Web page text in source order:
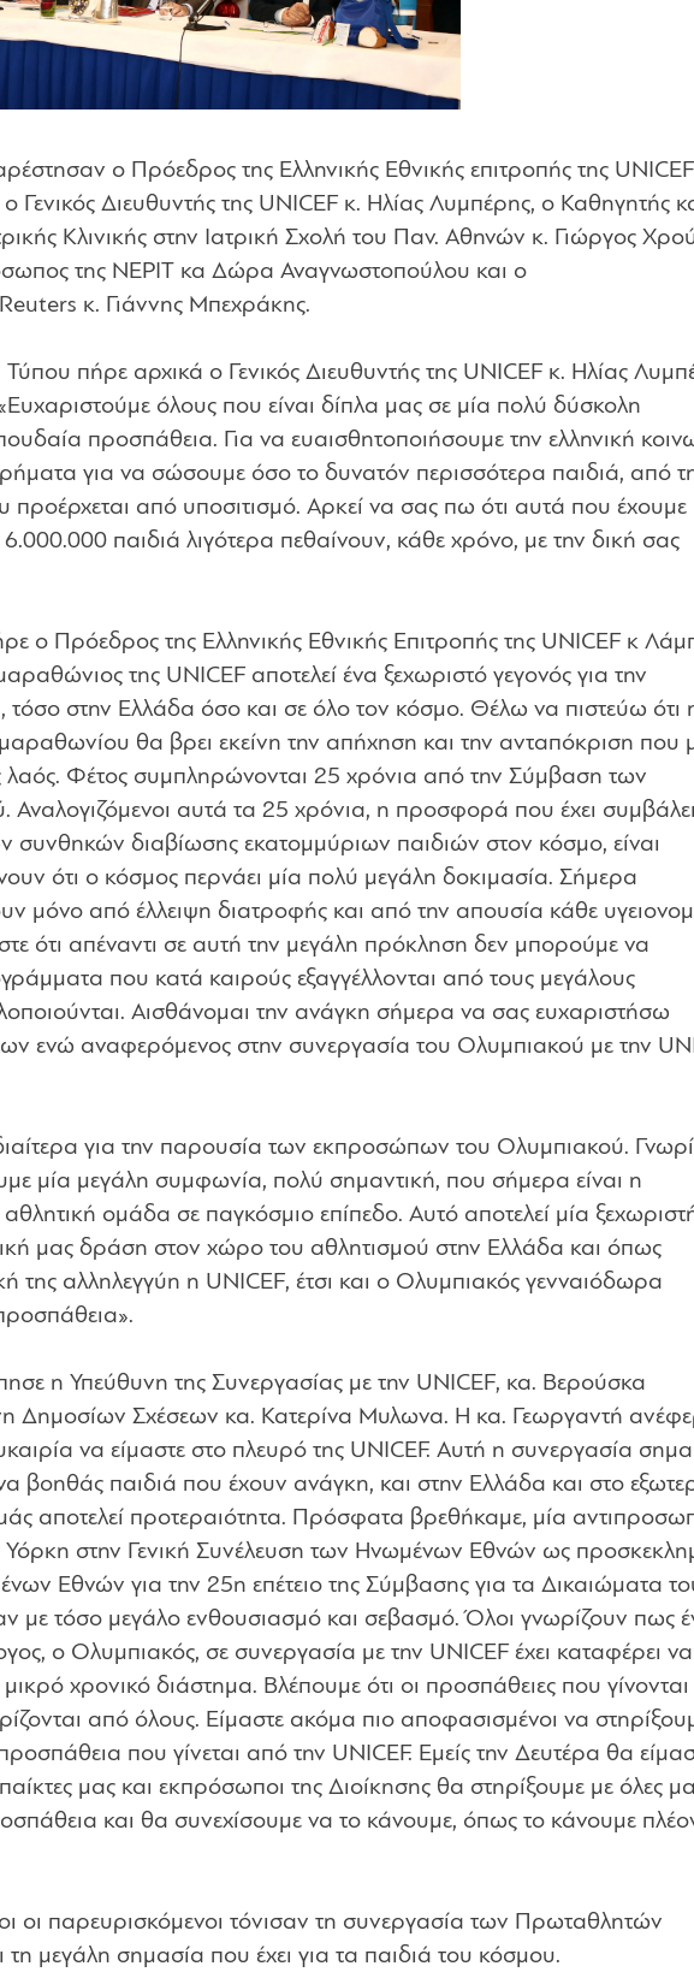
ο Πρόεδρος της Ελληνικής Εθνικής επιτροπής της
Διευθυντής της UNICEF κ. Ηλίας Λυμπέρης, ο Καθηγητής
Κλινικής στην Ιατρική Σχολή του Παν. Αθηνών κ. Γιώργος
της ΝΕΡΙΤ κα Δώρα Αναγνωστοπούλου και ο
κ. Γιάννης Μπεχράκης.
πήρε αρχικά ο Γενικός Διευθυντής της UNICEF κ. Ηλίας
όλους που είναι δίπλα μας σε μία πολύ δύσκολη
προσπάθεια. Για να ευαισθητοποιήσουμε την ελληνική
για να σώσουμε όσο το δυνατόν περισσότερα παιδιά, από
προέρχεται από υποσιτισμό. Αρκεί να σας πω ότι αυτά που έχουμε
6.000.000 παιδιά λιγότερα πεθαίνουν, κάθε χρόνο, με την δική σας
ο Πρόεδρος της Ελληνικής Εθνικής Επιτροπής της UNICEF κ
της UNICEF αποτελεί ένα ξεχωριστό γεγονός για την
στην Ελλάδα όσο και σε όλο τον κόσμο. Θέλω να πιστεύω ότι
θα βρει εκείνη την απήχηση και την ανταπόκριση που
λαός. Φέτος συμπληρώνονται 25 χρόνια από την Σύμβαση των
Αναλογιζόμενοι αυτά τα 25 χρόνια, η προσφορά που έχει
συνθηκών διαβίωσης εκατομμύριων παιδιών στον κόσμο, είναι
ότι ο κόσμος περνάει μία πολύ μεγάλη δοκιμασία. Σήμερα
μόνο από έλλειψη διατροφής και από την απουσία κάθε
ότι απέναντι σε αυτή την μεγάλη πρόκληση δεν μπορούμε να
που κατά καιρούς εξαγγέλλονται από τους μεγάλους
Αισθάνομαι την ανάγκη σήμερα να σας ευχαριστήσω
ενώ αναφερόμενος στην συνεργασία του Ολυμπιακού με την
για την παρουσία των εκπροσώπων του Ολυμπιακού.
μία μεγάλη συμφωνία, πολύ σημαντική, που σήμερα είναι η
ομάδα σε παγκόσμιο επίπεδο. Αυτό αποτελεί μία
μας δράση στον χώρο του αθλητισμού στην Ελλάδα και όπως
της αλληλεγγύη η UNICEF, έτσι και ο Ολυμπιακός γενναιόδωρα
η Υπεύθυνη της Συνεργασίας με την UNICEF, κα. Βερούσκα
Δημοσίων Σχέσεων κα. Κατερίνα Μυλωνα. Η κα. Γεωργαντή
να είμαστε στο πλευρό της UNICEF. Αυτή η συνεργασία
βοηθάς παιδιά που έχουν ανάγκη, και στην Ελλάδα και στο
αποτελεί προτεραιότητα. Πρόσφατα βρεθήκαμε, μία
στην Γενική Συνέλευση των Ηνωμένων Εθνών ως
Εθνών για την 25η επέτειο της Σύμβασης για τα Δικαιώματα
με τόσο μεγάλο ενθουσιασμό και σεβασμό. Όλοι γνωρίζουν πως
ο Ολυμπιακός, σε συνεργασία με την UNICEF έχει καταφέρει να
χρονικό διάστημα. Βλέπουμε ότι οι προσπάθειες που γίνονται
από όλους. Είμαστε ακόμα πιο αποφασισμένοι να
που γίνεται από την UNICEF. Εμείς την Δευτέρα θα
μας και εκπρόσωποι της Διοίκησης θα στηρίξουμε με όλες
και θα συνεχίσουμε να το κάνουμε, όπως το κάνουμε
οι παρευρισκόμενοι τόνισαν τη συνεργασία των Πρωταθλητών
τη μεγάλη σημασία που έχει για τα παιδιά του κόσμου.